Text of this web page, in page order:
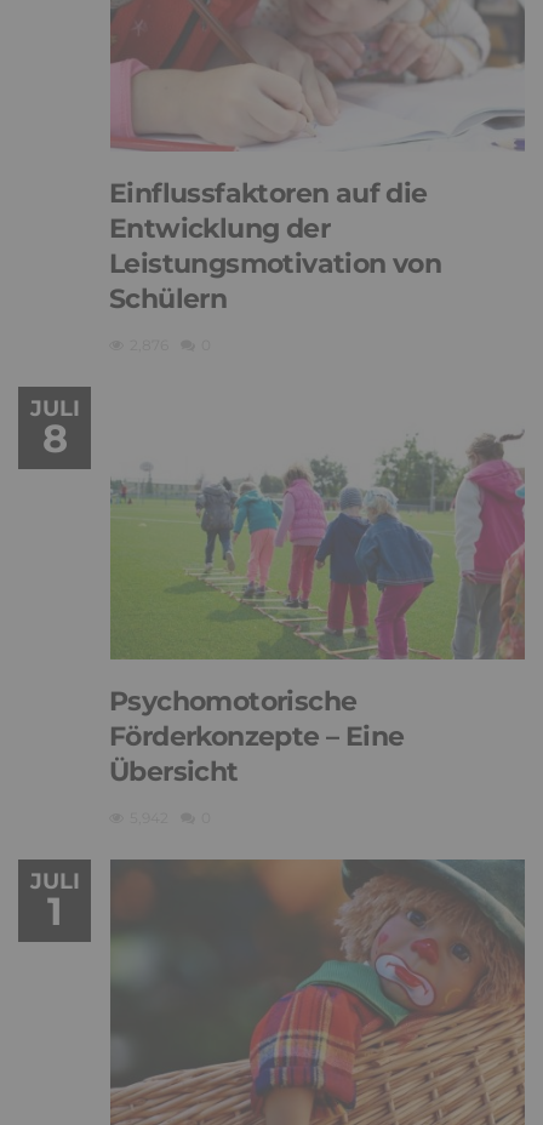
Einflussfaktoren auf die
Entwicklung der
Leistungsmotivation von
Schülern
JULI
8
Psychomotorische
Förderkonzepte – Eine
Übersicht
JULI
1